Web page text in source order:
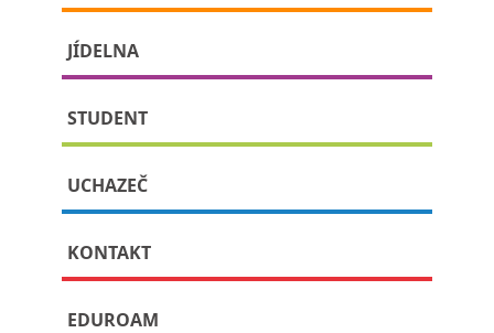
JÍDELNA
STUDENT
UCHAZEČ
KONTAKT
EDUROAM
» » detail příspěvku:
Cinq jours en France
Publikováno: 25. listopadu, 2023